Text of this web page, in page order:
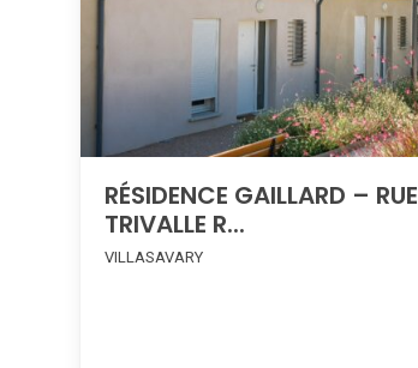
RÉSIDENCE GAILLARD – RUE
TRIVALLE R...
VILLASAVARY